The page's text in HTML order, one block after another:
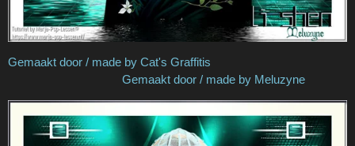
Gemaakt door / made by Cat's Graffitis
Gemaakt door / made by Meluzyne